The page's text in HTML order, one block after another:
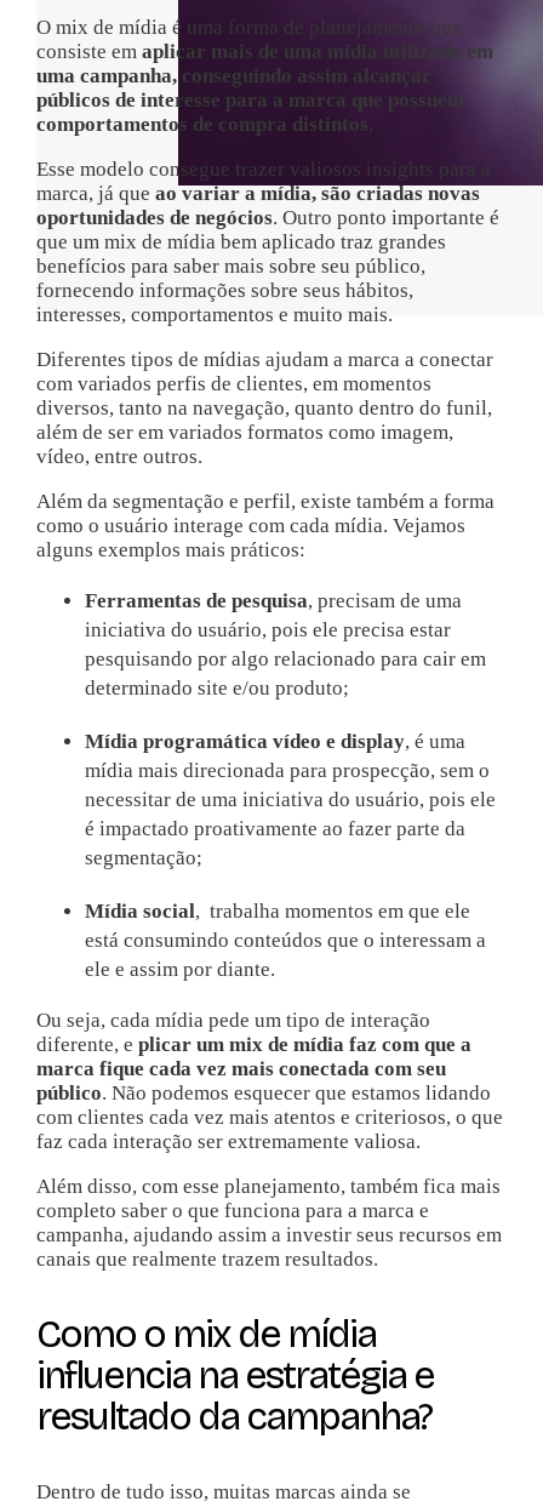
O mix de mídia é uma forma de planejamento que
consiste em aplicar mais de uma mídia utilizada em
uma campanha, conseguindo assim alcançar
públicos de interesse para a marca que possuem
comportamentos de compra distintos.
Esse modelo consegue trazer valiosos insights para a
marca, já que ao variar a mídia, são criadas novas
oportunidades de negócios. Outro ponto importante é
que um mix de mídia bem aplicado traz grandes
benefícios para saber mais sobre seu público,
fornecendo informações sobre seus hábitos,
interesses, comportamentos e muito mais.
Diferentes tipos de mídias ajudam a marca a conectar
com variados perfis de clientes, em momentos
diversos, tanto na navegação, quanto dentro do funil,
além de ser em variados formatos como imagem,
vídeo, entre outros.
Além da segmentação e perfil, existe também a forma
como o usuário interage com cada mídia. Vejamos
alguns exemplos mais práticos:
Ferramentas de pesquisa, precisam de uma
iniciativa do usuário, pois ele precisa estar
pesquisando por algo relacionado para cair em
determinado site e/ou produto;
Mídia programática vídeo e display, é uma
mídia mais direcionada para prospecção, sem o
necessitar de uma iniciativa do usuário, pois ele
é impactado proativamente ao fazer parte da
segmentação;
Mídia social, trabalha momentos em que ele
está consumindo conteúdos que o interessam a
ele e assim por diante.
Ou seja, cada mídia pede um tipo de interação
diferente, e plicar um mix de mídia faz com que a
marca fique cada vez mais conectada com seu
público. Não podemos esquecer que estamos lidando
com clientes cada vez mais atentos e criteriosos, o que
faz cada interação ser extremamente valiosa.
Além disso, com esse planejamento, também fica mais
completo saber o que funciona para a marca e
campanha, ajudando assim a investir seus recursos em
canais que realmente trazem resultados.
Como o mix de mídia
influencia na estratégia e
resultado da campanha?
Dentro de tudo isso, muitas marcas ainda se